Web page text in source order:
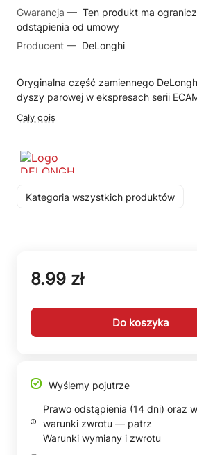
Gwarancja — Ten produkt ma
odstąpienia od umowy
Producent — DeLonghi
Oryginalna część zamiennego
dyszy parowej w ekspresach serii
Cały opis
Kategoria wszystkich produktów
8.99 zł
Do koszyka
Wyślemy pojutrze
Prawo odstąpienia (14 dni) oraz
warunki zwrotu — patrz
Warunki wymiany i zwrotu